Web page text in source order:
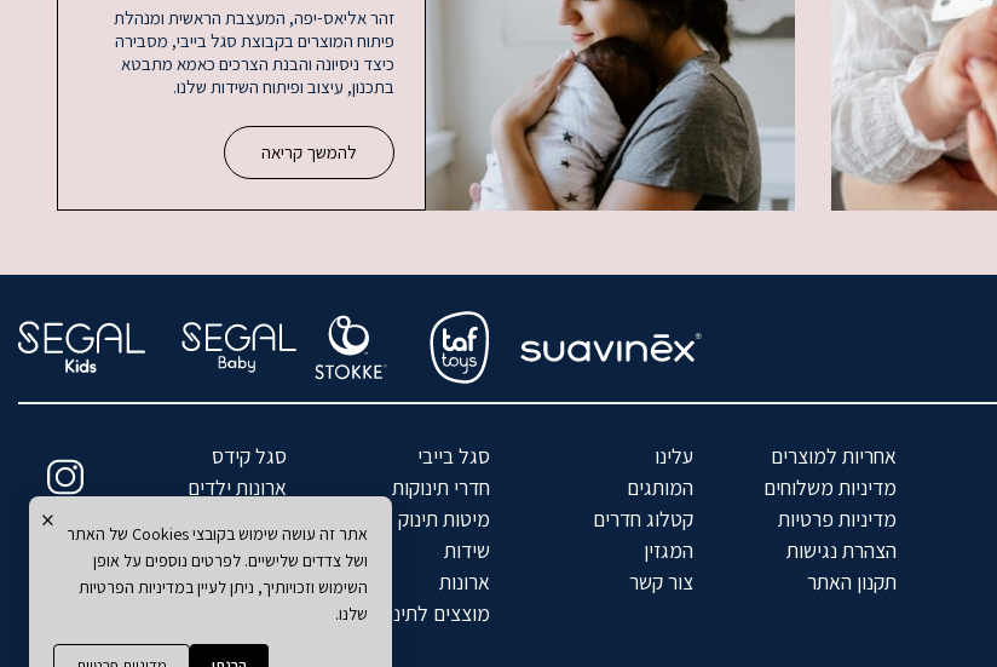
×
אתר זה עושה שימוש בקובצי Cookies של האתר
ושל צדדים שלישיים. לפרטים נוספים על אופן
השימוש וזכויותיך, ניתן לעיין במדיניות הפרטיות
שלנו.
זהר אליאס-יפה, המעצבת הראשית ומנהלת
פיתוח המוצרים בקבוצת סגל בייבי, מסבירה
כיצד ניסיונה והבנת הצרכים כאמא מתבטא
בתכנון, עיצוב ופיתוח השידות שלנו.
להמשך קריאה
אחריות למוצרים
מדיניות משלוחים
מדיניות פרטיות
הצהרת נגישות
תקנון האתר
עלינו
המותגים
קטלוג חדרים
המגזין
צור קשר
סגל בייבי
חדרי תינוקות
מיטות תינוק
שידות
ארונות
מוצצים לתינוקות
סגל קידס
ארונות ילדים
מזרנים לילדים
כסאות אוכל